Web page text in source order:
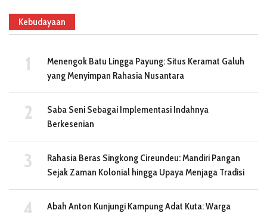
Kebudayaan
Menengok Batu Lingga Payung: Situs Keramat Galuh
yang Menyimpan Rahasia Nusantara
Saba Seni Sebagai Implementasi Indahnya
Berkesenian
Rahasia Beras Singkong Cireundeu: Mandiri Pangan
Sejak Zaman Kolonial hingga Upaya Menjaga Tradisi
Abah Anton Kunjungi Kampung Adat Kuta: Warga